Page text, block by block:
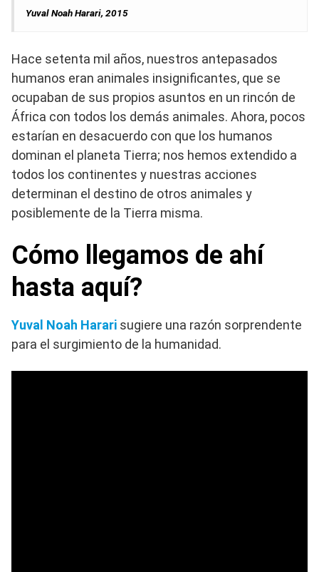
Yuval Noah Harari, 2015
Hace setenta mil años, nuestros antepasados
humanos eran animales insignificantes, que se
ocupaban de sus propios asuntos en un rincón de
África con todos los demás animales. Ahora, pocos
estarían en desacuerdo con que los humanos
dominan el planeta Tierra; nos hemos extendido a
todos los continentes y nuestras acciones
determinan el destino de otros animales y
posiblemente de la Tierra misma.
Cómo llegamos de ahí
hasta aquí?
Yuval Noah Harari sugiere una razón sorprendente
para el surgimiento de la humanidad.